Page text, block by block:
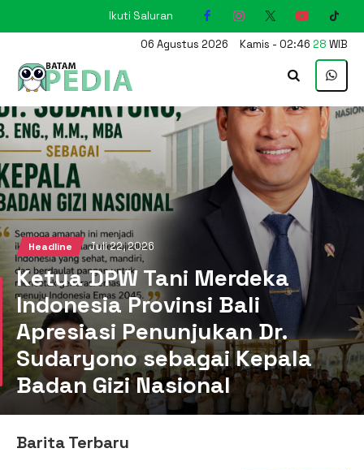
Ikuti Saluran
06 Agustus 2026 Kamis -02:46 29 WIB
Headline Juli 22, 2026
Ketua DPW Tani Merdeka
Indonesia Provinsi Bali
Apresiasi Penunjukan Dr.
Sudaryono sebagai Kepala
Badan Gizi Nasional
Barita Terbaru